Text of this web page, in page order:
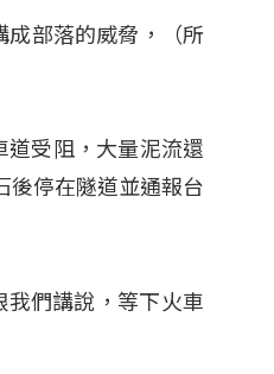
部落的威脅，（所
道受阻，大量泥流還
後停在隧道並通報台
們講說，等下火車